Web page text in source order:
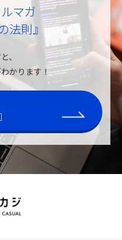
マガ
法則』
、
かります！